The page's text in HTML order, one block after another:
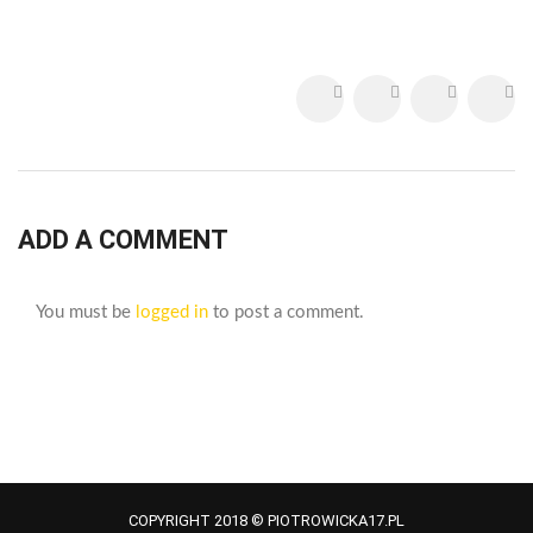
ADD A COMMENT
You must be logged in to post a comment.
COPYRIGHT 2018 © PIOTROWICKA17.PL